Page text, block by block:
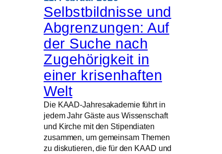
zehn
Jahren:
Als
Papst
und
Moskauer
Patriarch
sich
nannten
Selbstbildnisse und
Abgrenzungen: Auf
der Suche nach
Zugehörigkeit in
einer krisenhaften
Welt
Die KAAD-Jahresakademie führt in
jedem Jahr Gäste aus Wissenschaft
und Kirche mit den Stipendiaten
zusammen, um gemeinsam Themen
zu diskutieren, die für den KAAD und